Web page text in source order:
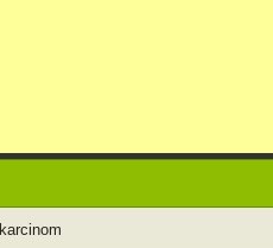
karcinom